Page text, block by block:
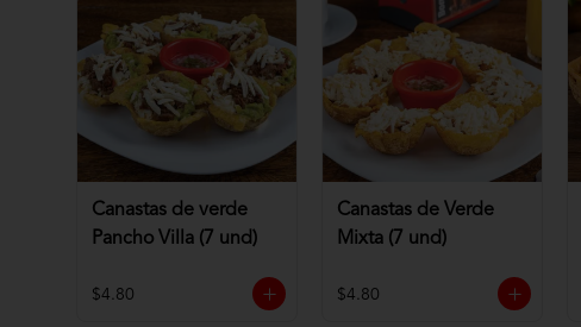
Canastas de verde
Pancho Villa (7 und)
$4.80
Canastas de Verde
Mixta (7 und)
$4.80